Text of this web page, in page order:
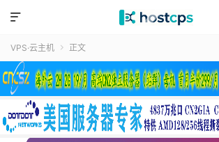

VPS·云主机  正文